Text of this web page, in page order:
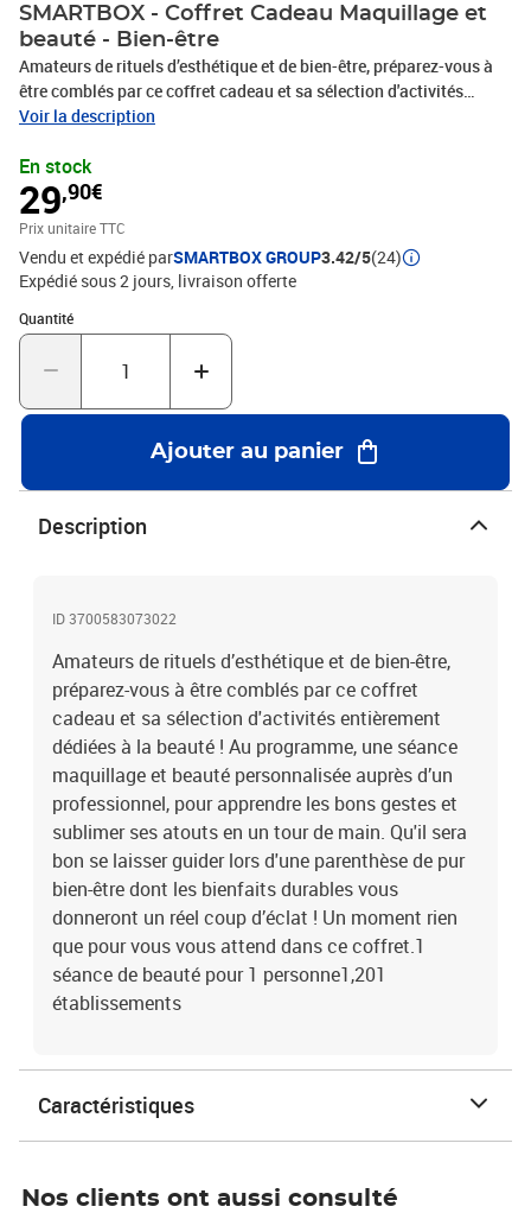
SMARTBOX - Coffret Cadeau Maquillage et
beauté - Bien-être
Amateurs de rituels d’esthétique et de bien-être, préparez-vous à
être comblés par ce coffret cadeau et sa sélection d'activités
entièrement dédiées à la beauté ! Au programme, une séance
pour apprendre les bons gestes et sublimer ses atouts en un tour
de main. Qu'il sera bon se laisser guider lors d'une parenthèse de
pur bien-être dont les bienfaits durables vous donneront un réel
coup d’éclat ! Un moment rien que pour vous vous attend dans ce
coffret.1 séance de beauté pour 1 personne1,201 établissements
Voir la description
En stock
29,90€
Prix unitaire TTC
Vendu et expédié parSMARTBOX GROUP3.42/5(24)
Expédié sous 2 jours livraison offerte
Quantité
Quantité : 1
Ajouter au panier
Description
ID 3700583073022
Amateurs de rituels d’esthétique et de bien-être,
préparez-vous à être comblés par ce coffret
cadeau et sa sélection d'activités entièrement
dédiées à la beauté ! Au programme, une séance
maquillage et beauté personnalisée auprès d’un
professionnel, pour apprendre les bons gestes et
sublimer ses atouts en un tour de main. Qu'il sera
bon se laisser guider lors d'une parenthèse de pur
bien-être dont les bienfaits durables vous
donneront un réel coup d’éclat ! Un moment rien
que pour vous vous attend dans ce coffret.1
séance de beauté pour 1 personne1,201
établissements
Caractéristiques
Nos clients ont aussi consulté